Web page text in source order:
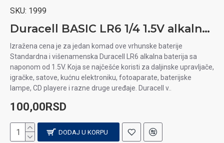
SKU: 1999
Duracell BASIC LR6 1/4 1.5V alkalna baterija
Izražena cena je za jedan komad ove vrhunske baterije
Standardna i višenamenska Duracell LR6 alkalna baterija sa
naponom od 1.5V. Koja se najčešće koristi za daljinske upravljače,
igračke, satove, kućnu elektroniku, fotoaparate, baterijske
lampe, CD playere i razne druge uređaje. Duracell v..
100,00RSD
DODAJ U KORPU